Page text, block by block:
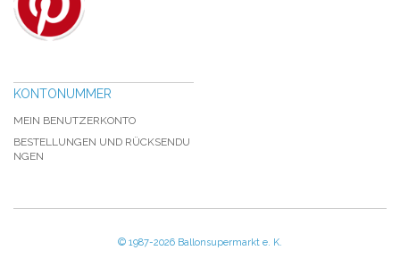
KONTONUMMER
MEIN BENUTZERKONTO
BESTELLUNGEN UND RÜCKSENDU
NGEN
© 1987-2026 Ballonsupermarkt e. K.